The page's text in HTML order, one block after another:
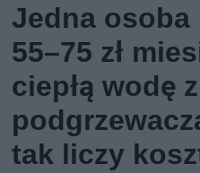
Jedna osoba
55–75 zł
ciepłą wodę z
tak liczy